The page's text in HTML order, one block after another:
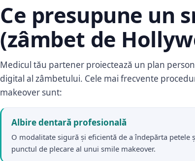
Ce presupune un
(zâmbet de
Medicul tău partener proiectează un plan
digital al zâmbetului. Cele mai frecvente
makeover sunt:
Albire dentară profesională
O modalitate sigură și eficientă de a îndepărta petele
punctul de plecare al unui smile makeover.